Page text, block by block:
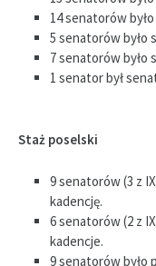
14 senatorów
5 senatorów było
7 senatorów było
1 senator był
Staż poselski
9 senatorów (3 z
kadencję.
6 senatorów (2 z
kadencje.
9 senatorów było